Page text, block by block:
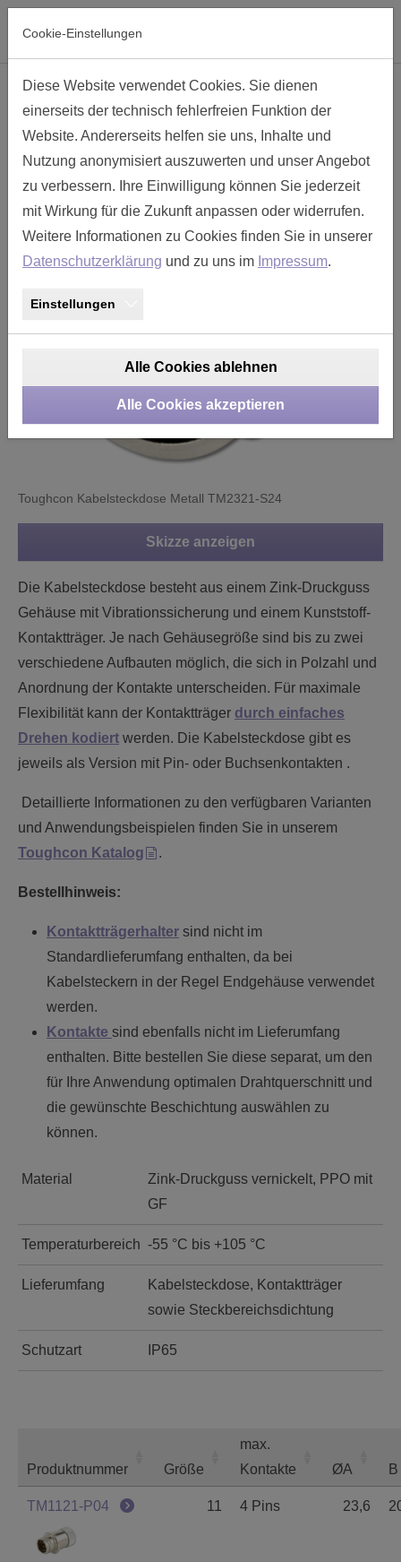
Skip to main navigation
Skip to main content
Skip to page footer
Kabelsteckdose Metall
Toughcon Kabelsteckdose Metall TM2321-S24
Skizze anzeigen
Die Kabelsteckdose besteht aus einem Zink-Druckguss
Gehäuse mit Vibrationssicherung und einem Kunststoff-
Kontaktträger. Je nach Gehäusegröße sind bis zu zwei
verschiedene Aufbauten möglich, die sich in Polzahl und
Anordnung der Kontakte unterscheiden. Für maximale
Flexibilität kann der Kontaktträger durch einfaches
Drehen kodiert werden. Die Kabelsteckdose gibt es
jeweils als Version mit Pin- oder Buchsenkontakten .
Detaillierte Informationen zu den verfügbaren Varianten
und Anwendungsbeispielen finden Sie in unserem
Toughcon Katalog
.
Bestellhinweis:
Kontaktträgerhalter sind nicht im
Standardlieferumfang enthalten, da bei
Kabelsteckern in der Regel Endgehäuse verwendet
werden.
Kontakte sind ebenfalls nicht im Lieferumfang
enthalten. Bitte bestellen Sie diese separat, um den
für Ihre Anwendung optimalen Drahtquerschnitt und
die gewünschte Beschichtung auswählen zu
können.
Material
Zink-Druckguss vernickelt, PPO mit
GF
Temperaturbereich -55 °C bis +105 °C
Lieferumfang
Kabelsteckdose, Kontaktträger
sowie Steckbereichsdichtung
Schutzart IP65
Produktnummer Größe
max.
Kontakte
ØA B
TM1121-P04 11 4 Pins 23,6
Cookie-Einstellungen
Diese Website verwendet Cookies. Sie dienen
einerseits der technisch fehlerfreien Funktion der
Website. Andererseits helfen sie uns, Inhalte und
Nutzung anonymisiert auszuwerten und unser Angebot
zu verbessern. Ihre Einwilligung können Sie jederzeit
mit Wirkung für die Zukunft anpassen oder widerrufen.
Weitere Informationen zu Cookies finden Sie in unserer
Datenschutzerklärung und zu uns im Impressum.
Einstellungen
Alle Cookies ablehnen
Alle Cookies akzeptieren